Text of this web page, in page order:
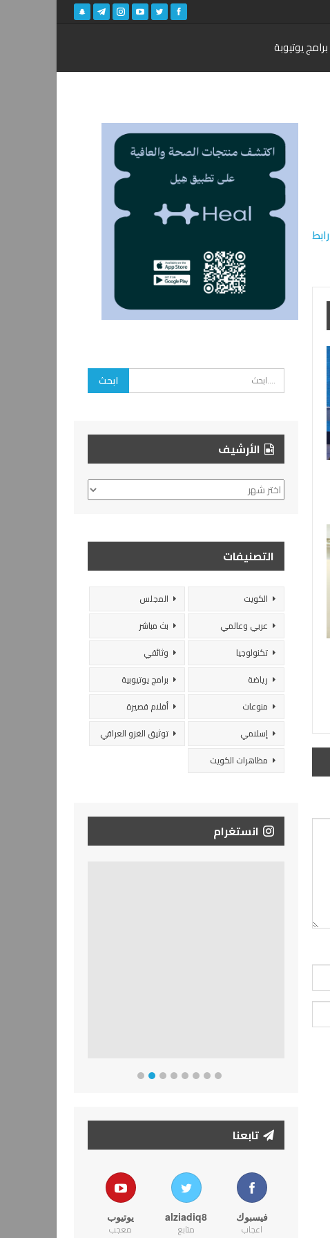
برامج يوتيوبة
رابط
الأرشيف
الأرشيف
التصنيفات
الكويت
المجلس
عربي وعالمي
بث مباشر
تكنولوجيا
وثائقي
رياضة
برامج يوتيوبية
منوعات
أفلام قصيرة
إسلامي
توثيق الغزو العراقي
مظاهرات الكويت
انستغرام
تابعنا
فيسبوك
اعجاب
alziadiq8
متابع
يوتيوب
معجب